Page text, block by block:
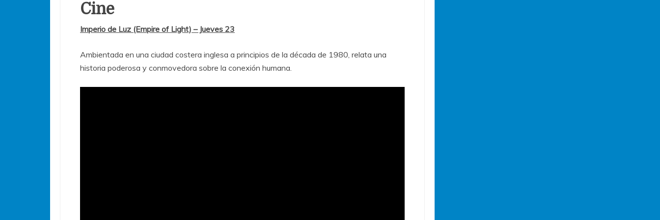
Cine
Imperio de Luz (Empire of Light) – Jueves 23
Ambientada en una ciudad costera inglesa a principios de la década de 1980, relata una
historia poderosa y conmovedora sobre la conexión humana.